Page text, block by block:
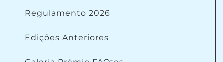
Regulamento 2026
Edições Anteriores